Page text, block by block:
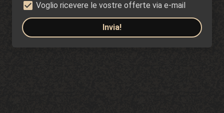
Voglio ricevere le vostre offerte via e-mail
Invia!